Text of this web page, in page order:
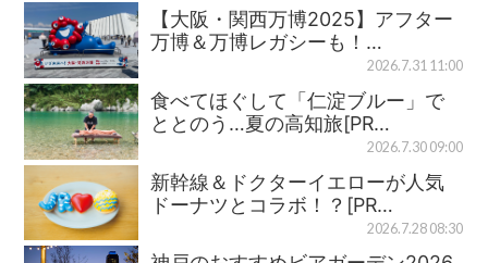
【大阪・関西万博2025】アフター
万博＆万博レガシーも！…
2026.7.31 11:00
食べてほぐして「仁淀ブルー」で
ととのう…夏の高知旅[PR…
2026.7.30 09:00
新幹線＆ドクターイエローが人気
ドーナツとコラボ！？[PR…
2026.7.28 08:30